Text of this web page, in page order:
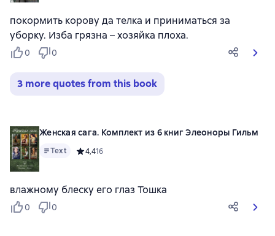
покормить корову да телка и приниматься за
уборку. Изба грязна – хозяйка плоха.
0 0
3 more quotes from this book
Женская сага. Комплект из 6 книг Элеоноры Гильм
Text Средний рейтинг 4,4 на основе 16 оценок
4,416
влажному блеску его глаз Тошка
0 0